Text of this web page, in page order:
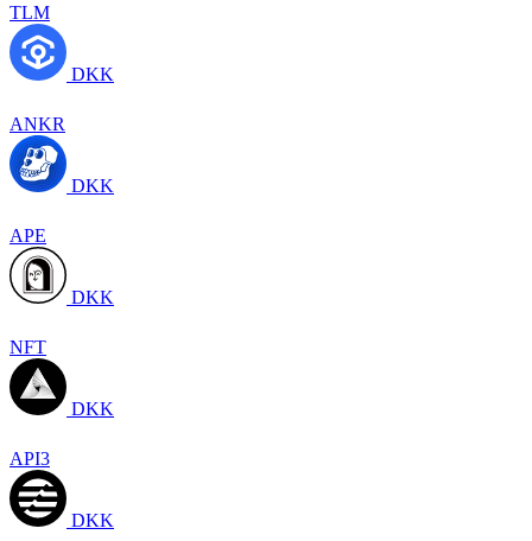
TLM
DKK
ANKR
DKK
APE
DKK
NFT
DKK
API3
DKK